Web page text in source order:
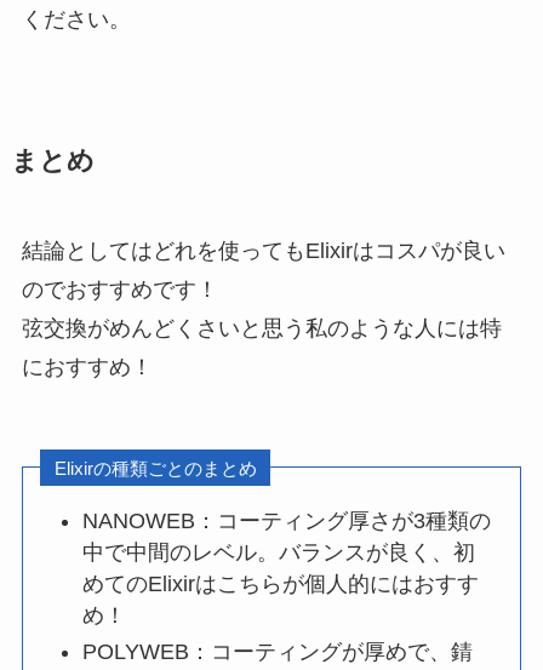
ください。
まとめ
結論としてはどれを使ってもElixirはコスパが良い
のでおすすめです！
弦交換がめんどくさいと思う私のような人には特
におすすめ！
Elixirの種類ごとのまとめ
NANOWEB：コーティング厚さが3種類の
中で中間のレベル。バランスが良く、初
めてのElixirはこちらが個人的にはおすす
め！
POLYWEB：コーティングが厚めで、錆